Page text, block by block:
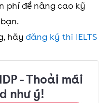
phí để nâng cao kỹ
hãy đăng ký thi IELTS
- Thoải mái
như ý!